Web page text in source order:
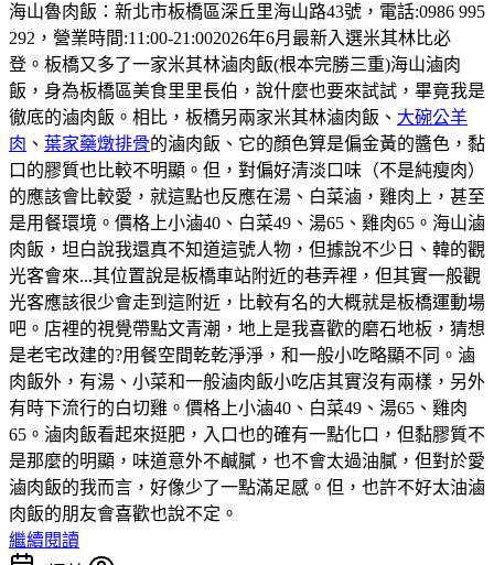
海山魯肉飯：新北市板橋區深丘里海山路43號，電話:0986 995
292，營業時間:11:00-21:002026年6月最新入選米其林比必
登。板橋又多了一家米其林滷肉飯(根本完勝三重)海山滷肉
飯，身為板橋區美食里里長伯，說什麼也要來試試，畢竟我是
徹底的滷肉飯。相比，板橋另兩家米其林滷肉飯、 大碗公羊
肉 、 葉家藥燉排骨的滷肉飯、它的顏色算是偏金黃的醬色，黏
口的膠質也比較不明顯。但，對偏好清淡口味（不是純瘦肉）
的應該會比較愛，就這點也反應在湯、白菜滷，雞肉上，甚至
是用餐環境。價格上小滷40、白菜49、湯65、雞肉65。海山滷
肉飯，坦白說我還真不知道這號人物，但據說不少日、韓的觀
光客會來...其位置說是板橋車站附近的巷弄裡，但其實一般觀
光客應該很少會走到這附近，比較有名的大概就是板橋運動場
吧。店裡的視覺帶點文青潮，地上是我喜歡的磨石地板，猜想
是老宅改建的?用餐空間乾乾淨淨，和一般小吃略顯不同。滷
肉飯外，有湯、小菜和一般滷肉飯小吃店其實沒有兩樣，另外
有時下流行的白切雞。價格上小滷40、白菜49、湯65、雞肉
65。滷肉飯看起來挺肥，入口也的確有一點化口，但黏膠質不
是那麼的明顯，味道意外不鹹膩，也不會太過油膩，但對於愛
滷肉飯的我而言，好像少了一點滿足感。但，也許不好太油滷
肉飯的朋友會喜歡也說不定。
繼續閱讀